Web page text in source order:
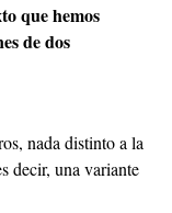
que hemos
de dos
nada distinto a la
decir, una variante